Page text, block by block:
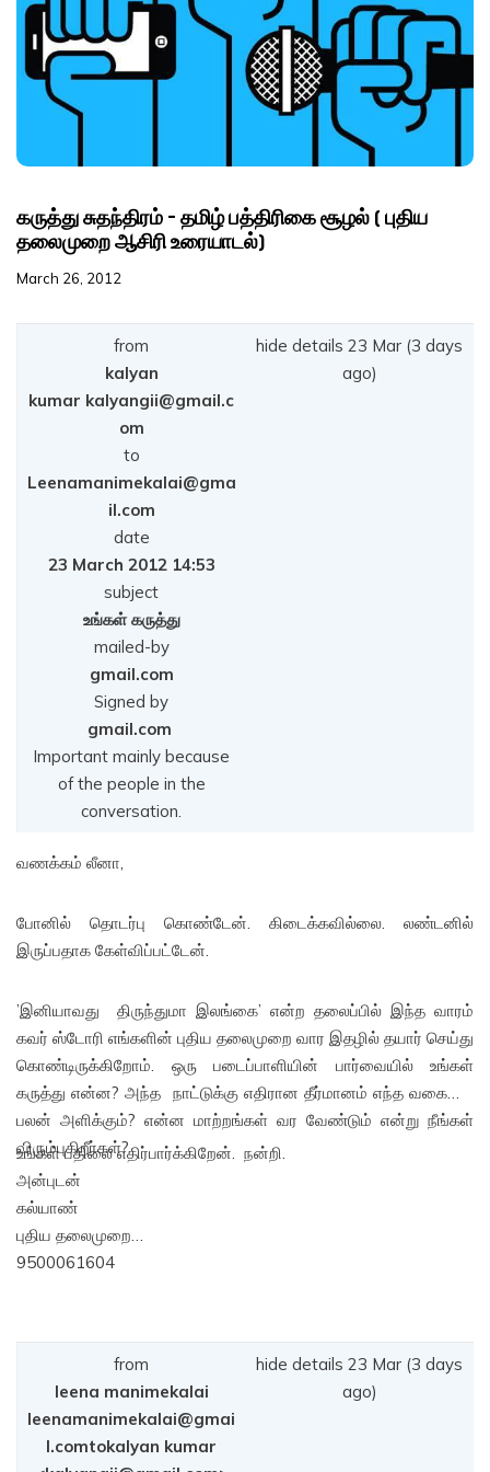
நீதி பேசிய அரங்கு சமகாலத்தில் மாற்று சினிமா களத்தில் இயங்கும்
எனக்கு அநீதி இழைக்கிறார்களே என்பதை அன்றிரவே சமூக
வலைத்தளத்தில் பதிவு செய்தேன்.
மறக்க வைத்தது.
கருத்து சுதந்திரம் – தமிழ் பத்திரிகை சூழல் ( புதிய
தலைமுறை ஆசிரி உரையாடல்)
March 26, 2012
from
kalyan
kumar kalyangii@gmail.c
om
to
Leenamanimekalai@gma
il.com
date
23 March 2012 14:53
subject
உங்கள் கருத்து
mailed-by
gmail.com
Signed by
gmail.com
Important mainly because
of the people in the
conversation.
hide details 23 Mar (3 days
ago)
வணக்கம் லீனா,
போனில் தொடர்பு கொண்டேன். கிடைக்கவில்லை. லண்டனில்
இருப்பதாக கேள்விப்பட்டேன்.
’இனியாவது திருந்துமா இலங்கை’ என்ற தலைப்பில் இந்த வாரம்
கவர் ஸ்டோரி எங்களின் புதிய தலைமுறை வார இதழில் தயார் செய்து
கொண்டிருக்கிறோம். ஒரு படைப்பாளியின் பார்வையில் உங்கள்
கருத்து என்ன? அந்த நாட்டுக்கு எதிரான தீர்மானம் எந்த வகையில்
பலன் அளிக்கும்? என்ன மாற்றங்கள் வர வேண்டும் என்று நீங்கள்
விரும்புகிறீர்கள்?
உங்கள் பதிலை எதிர்பார்க்கிறேன். நன்றி.
அன்புடன்
கல்யாண்
புதிய தலைமுறை
9500061604
from
leena manimekalai
leenamanimekalai@gmai
l.comtokalyan kumar
hide details 23 Mar (3 days
ago)